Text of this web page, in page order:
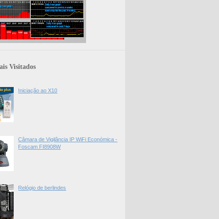
Visitados
Iniciação ao X10
Câmara de Vigilância IP WiFi Económica -
Foscam FI8908W
Relógio de berlindes